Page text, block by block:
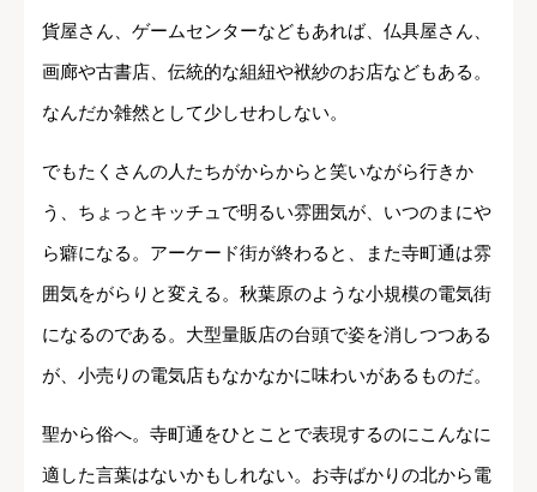
貨屋さん、ゲームセンターなどもあれば、仏具屋さん、
画廊や古書店、伝統的な組紐や袱紗のお店などもある。
なんだか雑然として少しせわしない。
でもたくさんの人たちがからからと笑いながら行きか
う、ちょっとキッチュで明るい雰囲気が、いつのまにや
ら癖になる。アーケード街が終わると、また寺町通は雰
囲気をがらりと変える。秋葉原のような小規模の電気街
になるのである。大型量販店の台頭で姿を消しつつある
が、小売りの電気店もなかなかに味わいがあるものだ。
聖から俗へ。寺町通をひとことで表現するのにこんなに
適した言葉はないかもしれない。お寺ばかりの北から電